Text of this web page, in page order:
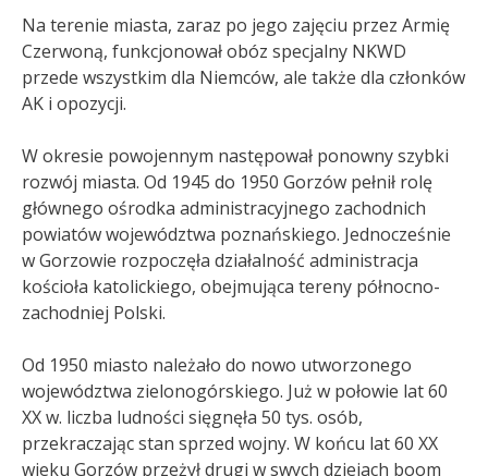
Na terenie miasta, zaraz po jego zajęciu przez Armię
Czerwoną, funkcjonował obóz specjalny NKWD
przede wszystkim dla Niemców, ale także dla członków
AK i opozycji.
W okresie powojennym następował ponowny szybki
rozwój miasta. Od 1945 do 1950 Gorzów pełnił rolę
głównego ośrodka administracyjnego zachodnich
powiatów województwa poznańskiego. Jednocześnie
w Gorzowie rozpoczęła działalność administracja
kościoła katolickiego, obejmująca tereny północno-
zachodniej Polski.
Od 1950 miasto należało do nowo utworzonego
województwa zielonogórskiego. Już w połowie lat 60
XX w. liczba ludności sięgnęła 50 tys. osób,
przekraczając stan sprzed wojny. W końcu lat 60 XX
wieku Gorzów przeżył drugi w swych dziejach boom